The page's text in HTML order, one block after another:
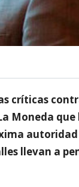
críticas
Moneda que
llevan a